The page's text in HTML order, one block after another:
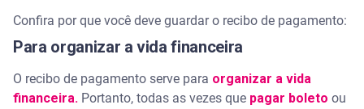
Confira por que você deve guardar o recibo de pagamento:
Para organizar a vida financeira
O recibo de pagamento serve para organizar a vida
financeira. Portanto, todas as vezes que pagar boleto ou